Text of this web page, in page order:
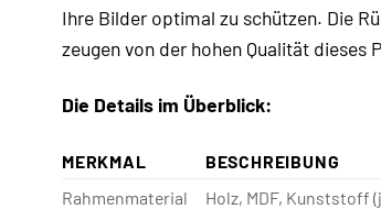
Ihre Bilder optimal zu schützen. Die
zeugen von der hohen Qualität dieses
Die Details im Überblick:
MERKMAL
BESCHREIBUNG
Rahmenmaterial
Holz, MDF, Kunststoff